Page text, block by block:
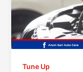
Tune Up
yang
Wajib
Dilakukan
Setiap
KM